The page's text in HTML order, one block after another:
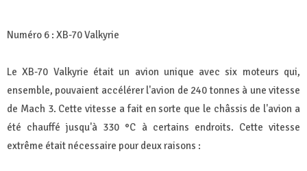
Numéro 6 : XB-70 Valkyrie
Le XB-70 Valkyrie était un avion unique avec six moteurs qui,
ensemble, pouvaient accélérer l'avion de 240 tonnes à une vitesse
de Mach 3. Cette vitesse a fait en sorte que le châssis de l'avion a
été chauffé jusqu'à 330 °C à certains endroits. Cette vitesse
extrême était nécessaire pour deux raisons :